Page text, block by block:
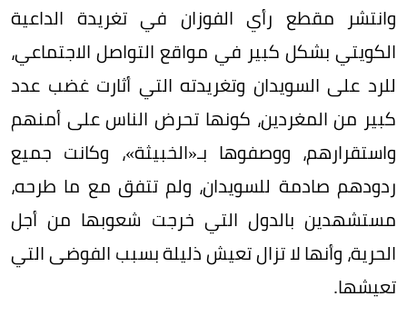
وانتشر مقطع رأي الفوزان في تغريدة الداعية
الكويتي بشكل كبير في مواقع التواصل الاجتماعي،
للرد على السويدان وتغريدته التي أثارت غضب عدد
كبير من المغردين، كونها تحرض الناس على أمنهم
واستقرارهم، ووصفوها بـ«الخبيثة»، وكانت جميع
ردودهم صادمة للسويدان، ولم تتفق مع ما طرحه،
مستشهدين بالدول التي خرجت شعوبها من أجل
الحرية، وأنها لا تزال تعيش ذليلة بسبب الفوضى التي
تعيشها.